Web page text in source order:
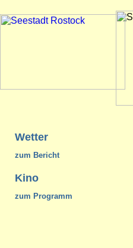
Wetter
zum Bericht
Kino
zum Programm